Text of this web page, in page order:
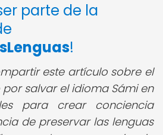
parte de la
!
este artículo sobre el
salvar el idioma Sámi en
para crear conciencia
de preservar las lenguas